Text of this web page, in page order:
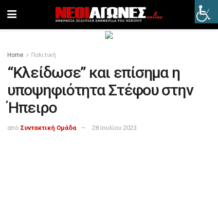
Home Πολιτική
“Κλείδωσε” και επίσημα η
υποψηφιότητα Στέφου στην
Ήπειρο
από Συντακτική Ομάδα 28 Ιουλίου 2023